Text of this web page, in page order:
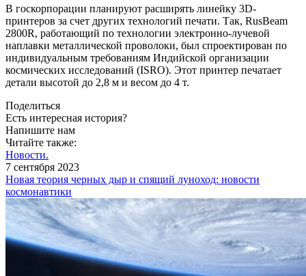
В госкорпорации планируют расширять линейку 3D-
принтеров за счет других технологий печати. Так, RusBeam
2800R, работающий по технологии электронно-лучевой
наплавки металлической проволоки, был спроектирован по
индивидуальным требованиям Индийской организации
космических исследований (ISRO). Этот принтер печатает
детали высотой до 2,8 м и весом до 4 т.
Поделиться
Есть интересная история?
Напишите нам
Читайте также:
Новости.
7 сентября 2023
Новая теория черных дыр и спящий луноход: новости
космонавтики